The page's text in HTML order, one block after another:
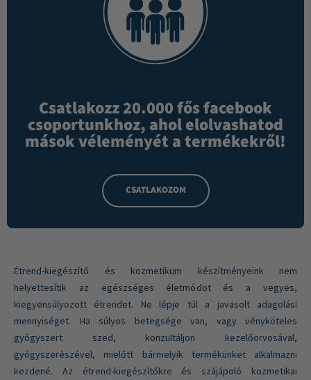
Csatlakozz 20.000 fős facebook
csoportunkhoz, ahol elolvashatod
mások véleményét a termékekről!
CSATLAKOZOM
Étrend-kiegészítő és kozmetikum készítményeink nem
helyettesítik az egészséges életmódot és a vegyes,
kiegyensúlyozott étrendet. Ne lépje túl a javasolt adagolási
mennyiséget. Ha súlyos betegsége van, vagy vényköteles
gyógyszert szed, konzultáljon kezelőorvosával,
gyógyszerészével, mielőtt bármelyik termékünket alkalmazni
kezdené. Az étrend-kiegészítőkre és szájápoló kozmetikai